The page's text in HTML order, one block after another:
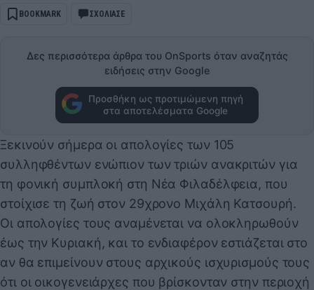
BOOKMARK ΣΧΟΛΙΑΣΕ
Δες περισσότερα άρθρα του OnSports όταν αναζητάς
ειδήσεις στην Google
Προσθήκη ως προτιμώμενη πηγή
στα αποτελέσματα Google
Ξεκινούν σήμερα οι απολογίες των 105
συλληφθέντων ενώπιον των τριών ανακριτών για
τη φονική συμπλοκή στη Νέα Φιλαδέλφεια, που
στοίχισε τη ζωή στον 29χρονο Μιχάλη Κατσουρή.
Οι απολογίες τους αναμένεται να ολοκληρωθούν
έως την Κυριακή, και το ενδιαφέρον εστιάζεται στο
αν θα επιμείνουν στους αρχικούς ισχυρισμούς τους
ότι οι οικογενειάρχες που βρίσκονταν στην περιοχή